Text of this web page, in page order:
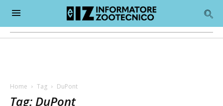
Home Tag DuPont
Tag: DuPont